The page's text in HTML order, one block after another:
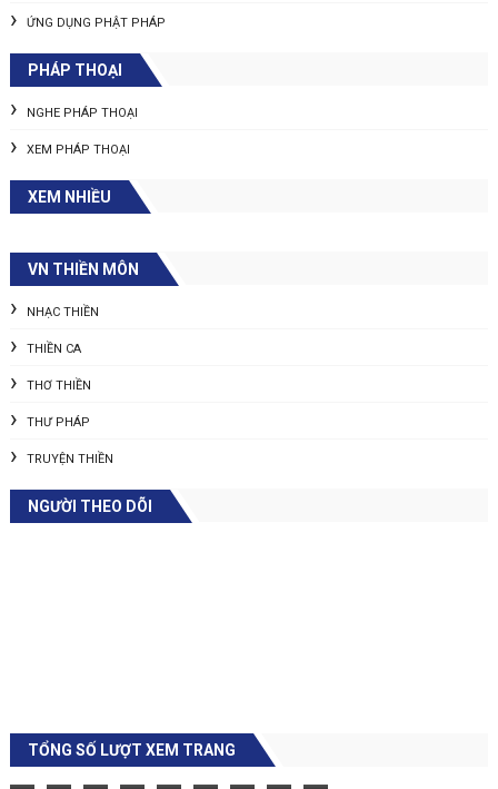
ỨNG DỤNG PHẬT PHÁP
PHÁP THOẠI
NGHE PHÁP THOẠI
XEM PHÁP THOẠI
XEM NHIỀU
VN THIỀN MÔN
NHẠC THIỀN
THIỀN CA
THƠ THIỀN
THƯ PHÁP
TRUYỆN THIỀN
NGƯỜI THEO DÕI
TỔNG SỐ LƯỢT XEM TRANG